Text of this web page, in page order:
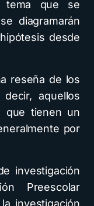
tema que se
diagramarán
desde
reseña de los
aquellos
que tienen un
por
investigación
Preescolar
investigación